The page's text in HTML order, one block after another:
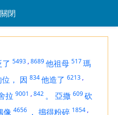
關閉
了 5493 ,8689他祖母 517瑪
， 因 834他造了 6213 ,
拉 9001 ,842 。 亞撒 609砍
像 4656 ， 搗得粉碎 1854 ,